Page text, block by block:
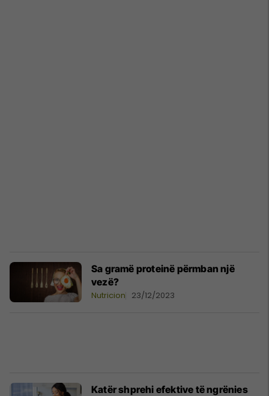
Sa gramë proteinë përmban një
vezë?
Nutricion 23/12/2023
Katër shprehi efektive të ngrënies